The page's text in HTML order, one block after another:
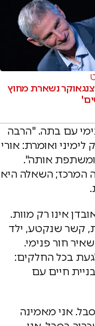
צנגאוקר נשארת מחוץ
עם בתה. "הרבה
ואומרת: אורי
ומשתפת אותה".
המרכז; השאלה היא
אינו רק מוות.
קשר שנקטע, ילד
חור פנימי.
בכל החלקים:
חיים עם
אני מאמינה